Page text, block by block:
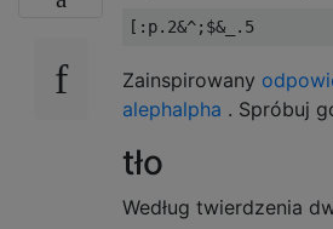
Zainspirowany
alephalpha . Spróbuj
tło
Według twierdzenia